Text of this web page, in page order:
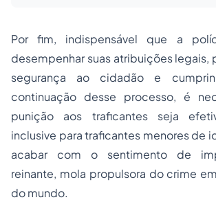
Por fim, indispensável que a
desempenhar suas atribuições legais,
segurança ao cidadão e
continuação desse processo, é
punição aos traficantes seja
inclusive para traficantes menores de
acabar com o sentimento de
reinante, mola propulsora do crime
do mundo.